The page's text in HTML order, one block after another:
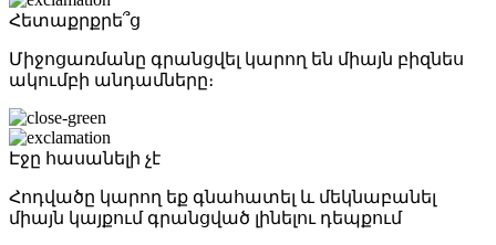
Հետաքրքրե՞ց
Միջոցառմանը գրանցվել կարող են միայն բիզնես
ակումբի անդամները։
Էջը հասանելի չէ
Հոդվածը կարող եք գնահատել և մեկնաբանել
միայն կայքում գրանցված լինելու դեպքում